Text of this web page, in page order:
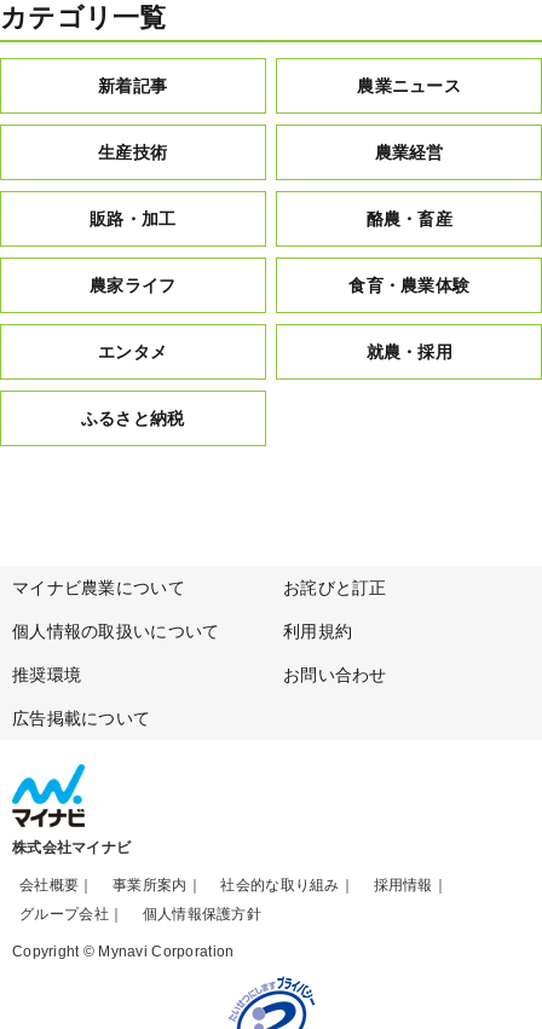
カテゴリ一覧
新着記事 農業ニュース
生産技術 農業経営
販路・加工 酪農・畜産
農家ライフ 食育・農業体験
エンタメ 就農・採用
ふるさと納税
マイナビ農業について お詫びと訂正
個人情報の取扱いについて 利用規約
推奨環境 お問い合わせ
広告掲載について
株式会社マイナビ
会社概要 事業所案内 社会的な取り組み
採用情報
グループ会社
個人情報保護方針
Copyright © Mynavi Corporation